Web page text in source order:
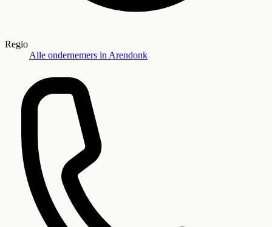
Regio
Alle ondernemers in Arendonk